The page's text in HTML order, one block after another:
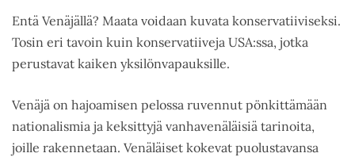
Entä Venäjällä? Maata voidaan kuvata konservatiiviseksi.
Tosin eri tavoin kuin konservatiiveja USA:ssa, jotka
perustavat kaiken yksilönvapauksille.
Venäjä on hajoamisen pelossa ruvennut pönkittämään
nationalismia ja keksittyjä vanhavenäläisiä tarinoita,
joille rakennetaan. Venäläiset kokevat puolustavansa